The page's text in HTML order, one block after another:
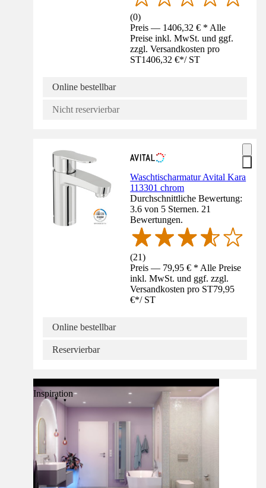
(0)
Preis — 1406,32 € * Alle
Preise inkl. MwSt. und ggf.
zzgl. Versandkosten pro
ST1406,32 €*/ ST
Online bestellbar
Nicht reservierbar
Waschtischarmatur Avital Kara
113301 chrom
Durchschnittliche Bewertung:
3.6 von 5 Sternen. 21
Bewertungen.
(21)
Preis — 79,95 € * Alle Preise
inkl. MwSt. und ggf. zzgl.
Versandkosten pro ST79,95
€*/ ST
Online bestellbar
Reservierbar
Inspiration